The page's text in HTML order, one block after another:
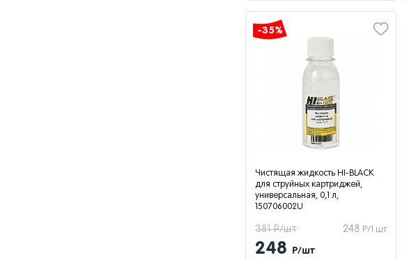
-35%
Чистящая жидкость HI-BLACK
для струйных картриджей,
универсальная, 0,1 л,
150706002U
248 Р/1 шт
381 Р/шт
248 Р/шт